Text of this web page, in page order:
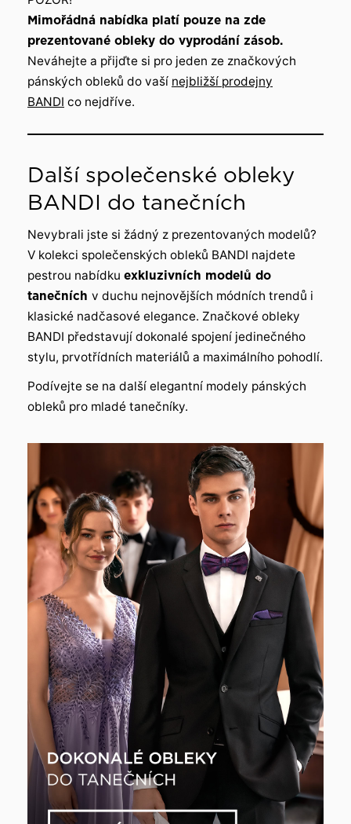
Mimořádná nabídka platí pouze na zde
prezentované obleky do vyprodání zásob.
Neváhejte a přijďte si pro jeden ze značkových
pánských obleků do vaší nejbližší prodejny
BANDI co nejdříve.
Další společenské obleky
BANDI do tanečních
Nevybrali jste si žádný z prezentovaných modelů?
V kolekci společenských obleků BANDI najdete
pestrou nabídku exkluzivních modelů do
tanečních v duchu nejnovějších módních trendů i
klasické nadčasové elegance. Značkové obleky
BANDI představují dokonalé spojení jedinečného
stylu, prvotřídních materiálů a maximálního pohodlí.
Podívejte se na další elegantní modely pánských
obleků pro mladé tanečníky.